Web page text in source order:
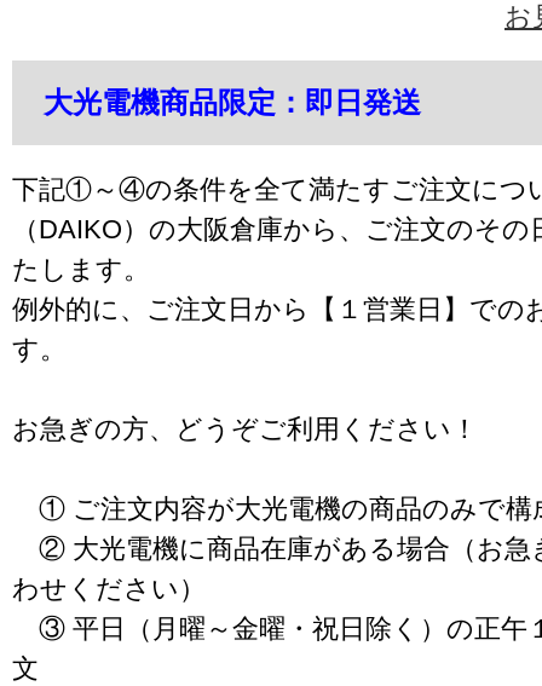
お
大光電機商品限定：即日発送
下記①～④の条件を全て満たすご注文につ
（DAIKO）の大阪倉庫から、ご注文のそ
たします。
例外的に、ご注文日から【１営業日】での
す。
お急ぎの方、どうぞご利用ください！
① ご注文内容が大光電機の商品のみで構
② 大光電機に商品在庫がある場合（お急
わせください）
③ 平日（月曜～金曜・祝日除く）の正午
文